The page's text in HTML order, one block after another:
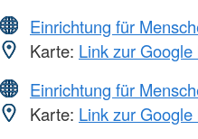
Einrichtung für
Karte: Link zur
Einrichtung für
Karte: Link zur